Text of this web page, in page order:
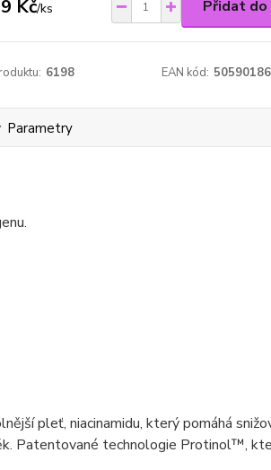
Kč/ks Přidat do
6198 EAN kód:
Parametry
pleť, niacinamidu, který pomáhá
Patentované technologie Protinol™,